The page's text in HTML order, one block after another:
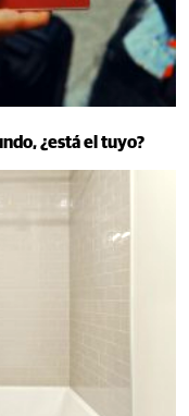
¿está el tuyo?